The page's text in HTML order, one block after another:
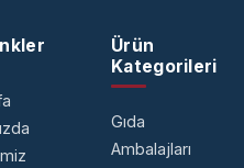
Ürün
Kategorileri
Gıda
Ambalajları